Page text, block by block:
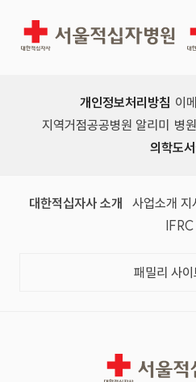
서울적십자병원
개인정보처리방침 이
지역거점공공병원 알리미 병
의학도
대한적십자사 소개 (새 창)
사업소개 (
지
IFRC
패밀리 사이
서울적십자병원